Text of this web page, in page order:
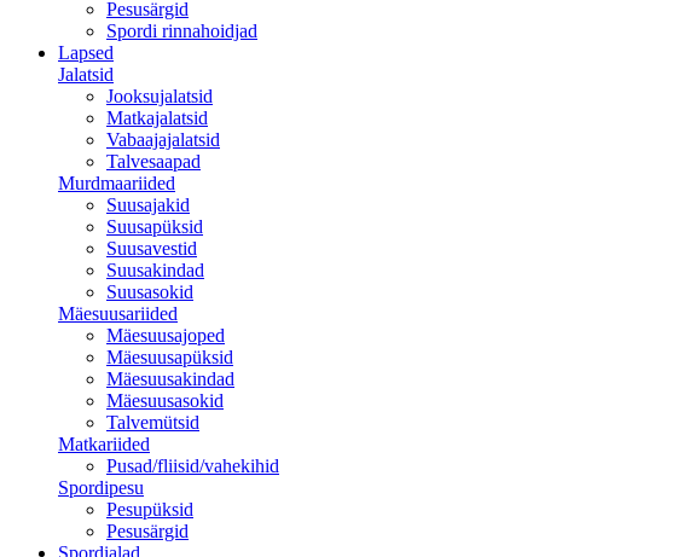
Pesusärgid
Spordi rinnahoidjad
Lapsed
Jalatsid
Jooksujalatsid
Matkajalatsid
Vabaajajalatsid
Talvesaapad
Murdmaariided
Suusajakid
Suusapüksid
Suusavestid
Suusakindad
Suusasokid
Mäesuusariided
Mäesuusajoped
Mäesuusapüksid
Mäesuusakindad
Mäesuusasokid
Talvemütsid
Matkariided
Pusad/fliisid/vahekihid
Spordipesu
Pesupüksid
Pesusärgid